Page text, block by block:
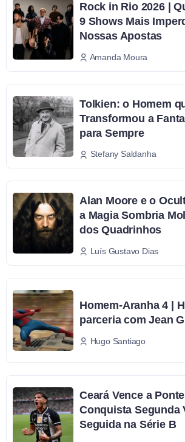
Rock in Rio 2026 |
9 Shows Mais
Nossas Apostas
Amanda Moura
Tolkien: o Homem
Transformou a
para Sempre
Stefany Saldanha
Alan Moore e o
a Magia Sombria
dos Quadrinhos
Luís Gustavo Dias
Homem-Aranha 4 |
parceria com Jean
Hugo Santiago
Ceará Vence a
Conquista Segunda
Seguida na Série B